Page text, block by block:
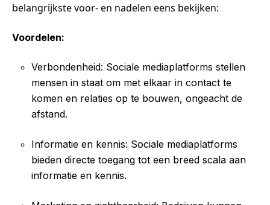
belangrijkste voor- en nadelen eens bekijken:
Voordelen:
Verbondenheid: Sociale mediaplatforms stellen
mensen in staat om met elkaar in contact te
komen en relaties op te bouwen, ongeacht de
afstand.
Informatie en kennis: Sociale mediaplatforms
bieden directe toegang tot een breed scala aan
informatie en kennis.